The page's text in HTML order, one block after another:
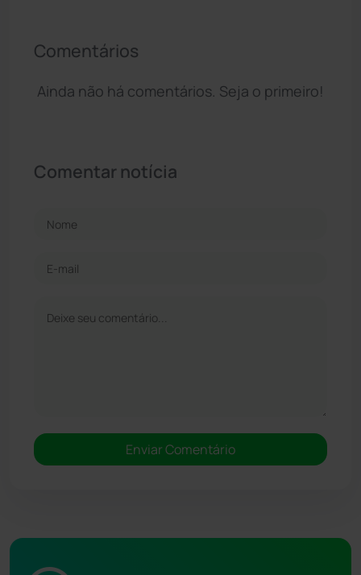
Comentários
Ainda não há comentários. Seja o primeiro!
Comentar notícia